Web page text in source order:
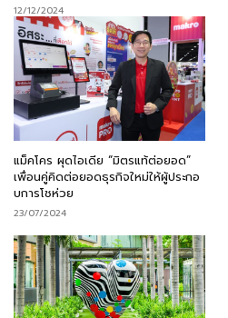
12/12/2024
แม็คโคร ผุดไอเดีย “มิตรแท้ต่อยอด”
เพื่อนคู่คิดต่อยอดธุรกิจใหม่ให้ผู้ประกอ
บการโชห่วย
23/07/2024